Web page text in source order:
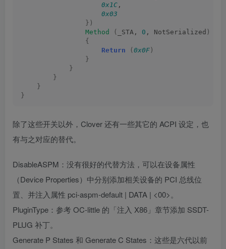
0x1C ,
0x03
})
Method
( _STA, 0 , NotSerialized )
{
Return
( 0x0F )
}
}
}
}
}
除了这些开关以外，Clover 还有一些其它的 ACPI 设定，也
有与之对应的替代。
DisableASPM：没有很好的代替方法，可以在设备属性
（Device Properties）中分别添加相关设备的 PCI 总线位
置、并注入属性 pci-aspm-default | DATA | <00>。
PluginType：参考 OC-little 的「注入 X86」章节添加 SSDT-
PLUG 补丁。
Generate P States 和 Generate C States：这些是六代以前